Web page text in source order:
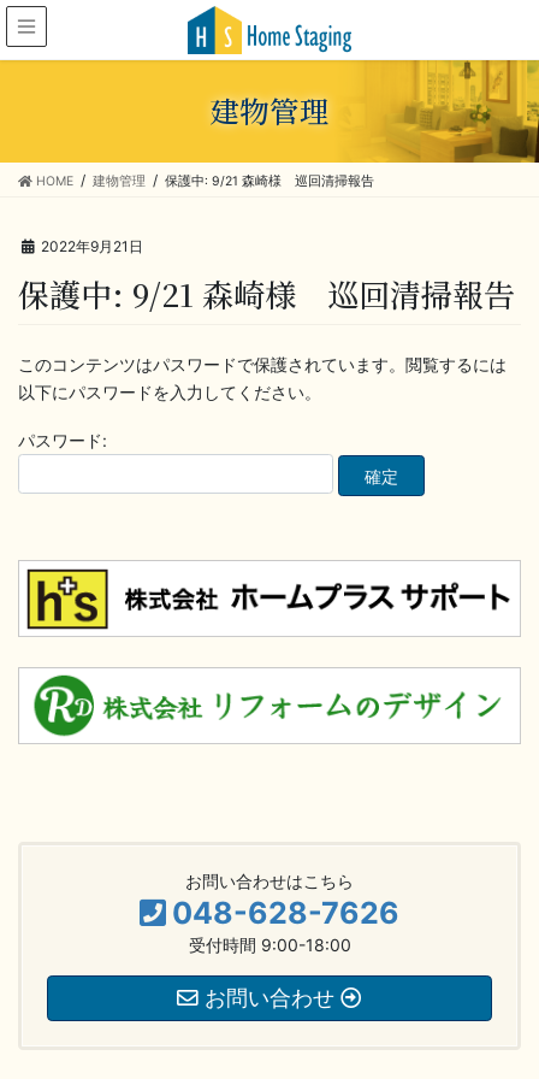
建物管理
HOME 建物管理 保護中: 9/21 森崎様 巡回清掃報告
2022年9月21日
保護中: 9/21 森崎様 巡回清掃報告
このコンテンツはパスワードで保護されています。閲覧するには
以下にパスワードを入力してください。
パスワード:
お問い合わせはこちら
048-628-7626
受付時間 9:00-18:00
お問い合わせ